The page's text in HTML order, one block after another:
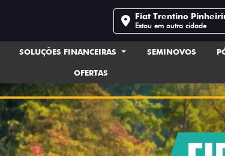
Fiat Trentino
Estou em outra cidade
SOLUÇÕES FINANCEIRAS SEMINOVOS
OFERTAS